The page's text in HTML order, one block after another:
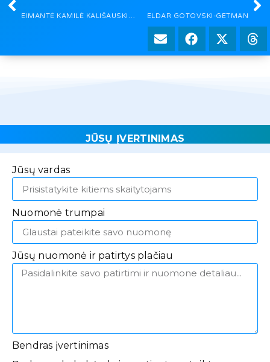
EIMANTĖ KAMILĖ KALIŠAUSKIENĖ ELDAR GOTOVSKI-GETMAN
JŪSŲ ĮVERTINIMAS
Jūsų vardas
Nuomonė trumpai
Jūsų nuomonė ir patirtys plačiau
Bendras įvertinimas